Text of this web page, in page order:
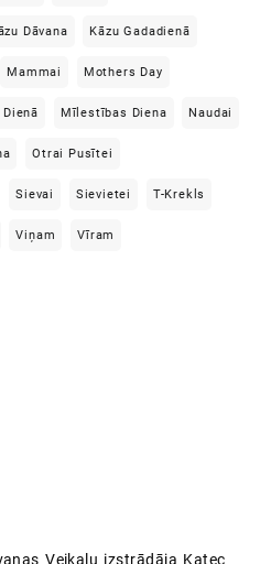
Dāvana Kāzu Gadadienā
Mammai Mothers Day
Mīlestības Diena Naudai
Otrai Pusītei
Sievai Sievietei T-Krekls
Viņam Vīram
Veikalu izstrādāja Katec